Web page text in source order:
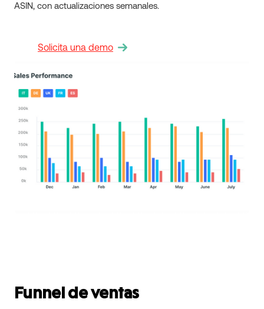
ASIN, con actualizaciones semanales.
Solicita una demo
Funnel de ventas